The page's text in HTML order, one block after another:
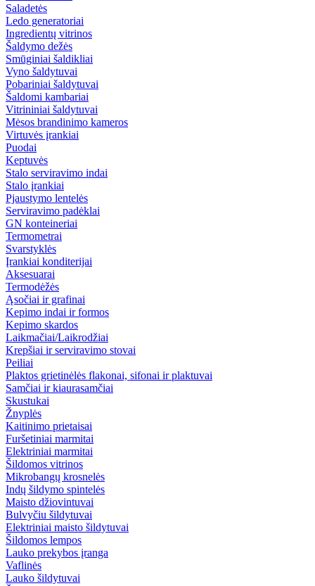
Saladetės
Ledo generatoriai
Ingredientų vitrinos
Šaldymo dežės
Smūginiai šaldikliai
Vyno šaldytuvai
Pobariniai šaldytuvai
Šaldomi kambariai
Vitrininiai šaldytuvai
Mėsos brandinimo kameros
Virtuvės įrankiai
Puodai
Keptuvės
Stalo serviravimo indai
Stalo įrankiai
Pjaustymo lentelės
Serviravimo padėklai
GN konteineriai
Termometrai
Svarstyklės
Įrankiai konditerijai
Aksesuarai
Termodėžės
Ąsočiai ir grafinai
Kepimo indai ir formos
Kepimo skardos
Laikmačiai/Laikrodžiai
Krepšiai ir serviravimo stovai
Peiliai
Plaktos grietinėlės flakonai, sifonai ir plaktuvai
Samčiai ir kiaurasamčiai
Skustukai
Žnyplės
Kaitinimo prietaisai
Furšetiniai marmitai
Elektriniai marmitai
Šildomos vitrinos
Mikrobangų krosnelės
Indų šildymo spintelės
Maisto džiovintuvai
Bulvyčiu šildytuvai
Elektriniai maisto šildytuvai
Šildomos lempos
Lauko prekybos įranga
Vaflinės
Lauko šildytuvai